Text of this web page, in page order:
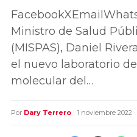
Ministro de Salud
(MISPAS), Daniel
el nuevo laboratorio
molecular del…
Por Dary Terrero · 1 noviembre 2022